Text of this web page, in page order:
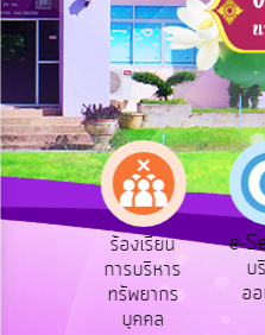
เปิด
เผย
ข้อมูล
สาธารณะ
OIT
e-
Service
ร้องเรียน
การบริหาร
ทรัพยากร
บุคคล
e-
บ
อ